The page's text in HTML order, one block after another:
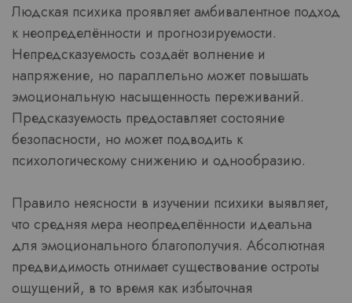
Людская психика проявляет амбивалентное подход
к неопределённости и прогнозируемости.
Непредсказуемость создаёт волнение и
напряжение, но параллельно может повышать
эмоциональную насыщенность переживаний.
Предсказуемость предоставляет состояние
безопасности, но может подводить к
психологическому снижению и однообразию.
Правило неясности в изучении психики выявляет,
что средняя мера неопределённости идеальна
для эмоционального благополучия. Абсолютная
предвидимость отнимает существование остроты
ощущений, в то время как избыточная